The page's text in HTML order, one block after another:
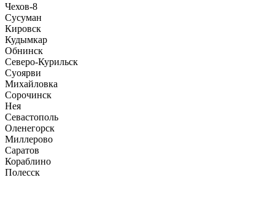
Чехов-8
Сусуман
Кировск
Кудымкар
Обнинск
Северо-Курильск
Суоярви
Михайловка
Сорочинск
Нея
Севастополь
Оленегорск
Миллерово
Саратов
Кораблино
Полесск